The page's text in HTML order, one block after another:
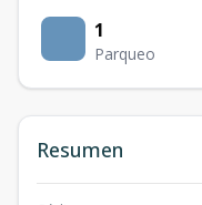
1
Parqueo
Resumen